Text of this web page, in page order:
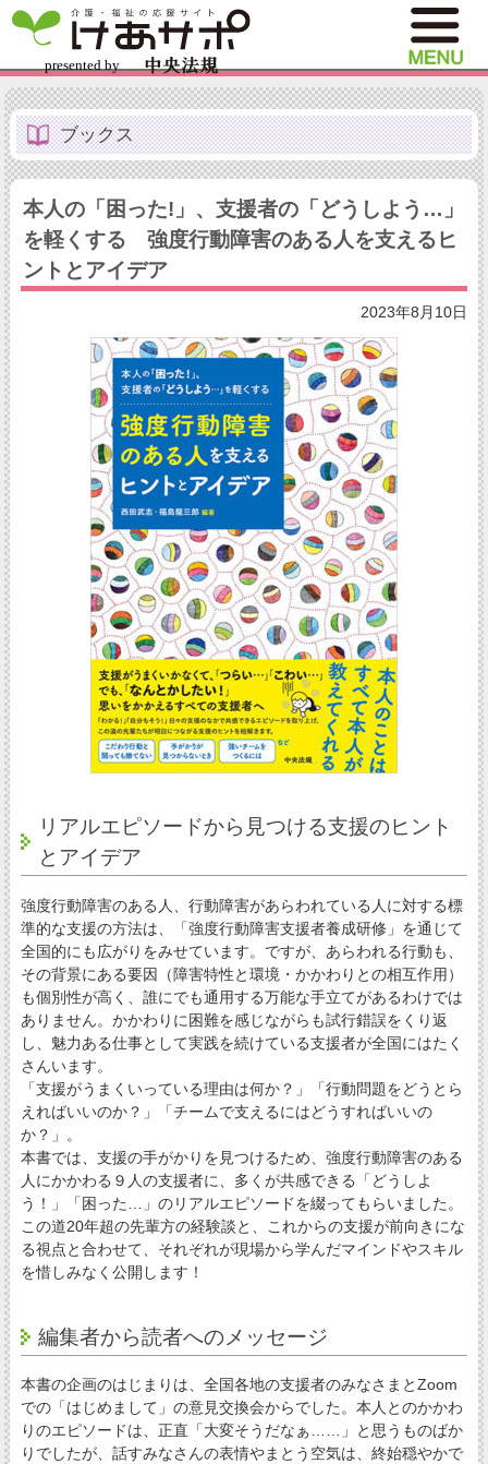
ブックス
本人の「困った!」、支援者の「どうしよう…」
を軽くする 強度行動障害のある人を支えるヒ
ントとアイデア
2023年8月10日
リアルエピソードから見つける支援のヒント
とアイデア
強度行動障害のある人、行動障害があらわれている人に対する標
準的な支援の方法は、「強度行動障害支援者養成研修」を通じて
全国的にも広がりをみせています。ですが、あらわれる行動も、
その背景にある要因（障害特性と環境・かかわりとの相互作用）
も個別性が高く、誰にでも通用する万能な手立てがあるわけでは
ありません。かかわりに困難を感じながらも試行錯誤をくり返
し、魅力ある仕事として実践を続けている支援者が全国にはたく
さんいます。
「支援がうまくいっている理由は何か？」「行動問題をどうとら
えればいいのか？」「チームで支えるにはどうすればいいの
か？」。
本書では、支援の手がかりを見つけるため、強度行動障害のある
人にかかわる９人の支援者に、多くが共感できる「どうしよ
う！」「困った…」のリアルエピソードを綴ってもらいました。
この道20年超の先輩方の経験談と、これからの支援が前向きにな
る視点と合わせて、それぞれが現場から学んだマインドやスキル
を惜しみなく公開します！
編集者から読者へのメッセージ
本書の企画のはじまりは、全国各地の支援者のみなさまとZoom
での「はじめまして」の意見交換会からでした。本人とのかかわ
りのエピソードは、正直「大変そうだなぁ……」と思うものばか
りでしたが、話すみなさんの表情やまとう空気は、終始穏やかで